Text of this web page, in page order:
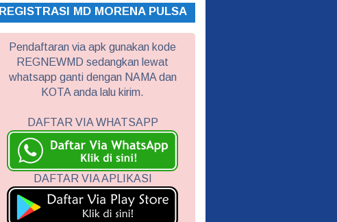
REGISTRASI MD MORENA PULSA
Pendaftaran via apk gunakan kode
REGNEWMD sedangkan lewat
whatsapp ganti dengan NAMA dan
KOTA anda lalu kirim.
DAFTAR VIA WHATSAPP
DAFTAR VIA APLIKASI